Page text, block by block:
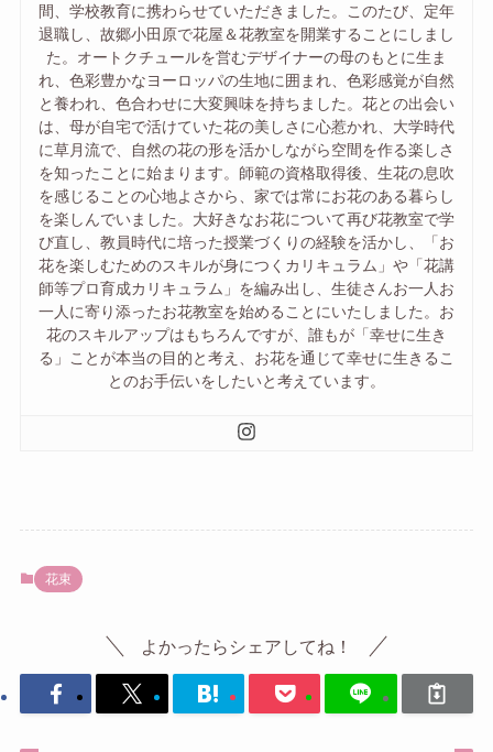
間、学校教育に携わらせていただきました。このたび、定年
退職し、故郷小田原で花屋＆花教室を開業することにしまし
た。オートクチュールを営むデザイナーの母のもとに生ま
れ、色彩豊かなヨーロッパの生地に囲まれ、色彩感覚が自然
と養われ、色合わせに大変興味を持ちました。花との出会い
は、母が自宅で活けていた花の美しさに心惹かれ、大学時代
に草月流で、自然の花の形を活かしながら空間を作る楽しさ
を知ったことに始まります。師範の資格取得後、生花の息吹
を感じることの心地よさから、家では常にお花のある暮らし
を楽しんでいました。大好きなお花について再び花教室で学
び直し、教員時代に培った授業づくりの経験を活かし、「お
花を楽しむためのスキルが身につくカリキュラム」や「花講
師等プロ育成カリキュラム」を編み出し、生徒さんお一人お
一人に寄り添ったお花教室を始めることにいたしました。お
花のスキルアップはもちろんですが、誰もが「幸せに生き
る」ことが本当の目的と考え、お花を通じて幸せに生きるこ
とのお手伝いをしたいと考えています。
花束
よかったらシェアしてね！